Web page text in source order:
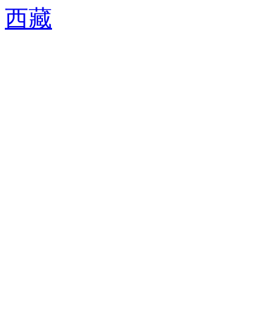
西藏